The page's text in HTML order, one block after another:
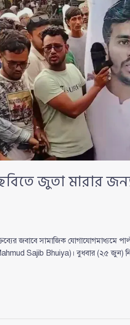
জুতা মারার
জবাবে সামাজিক যোগাযোগমাধ্যমে
Sajib Bhuiya)। বুধবার (২৫ জুন)